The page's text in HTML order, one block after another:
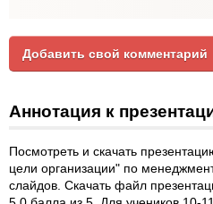
Добавить свой комментарий
Аннотация к
Посмотреть и скачать
цели организации" по
слайдов. Скачать файл